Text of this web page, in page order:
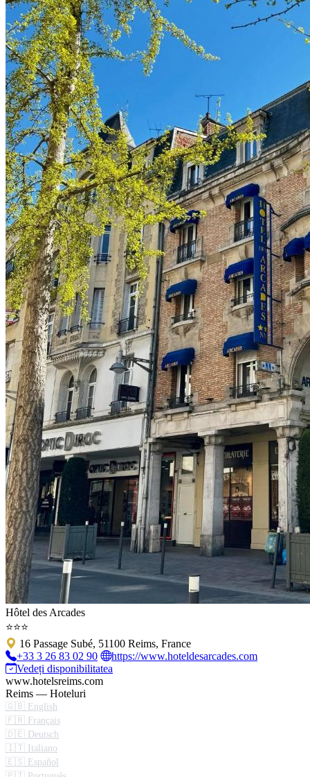
Hôtel des Arcades
⭐⭐⭐
16 Passage Subé, 51100 Reims, France
+33 3 26 83 02 90
https://www.hoteldesarcades.com
Vedeți disponibilitatea
www.hotelsreims.com
Reims — Hoteluri
🇬🇧 English
🇫🇷 Français
🇩🇪 Deutsch
🇮🇹 Italiano
🇪🇸 Español